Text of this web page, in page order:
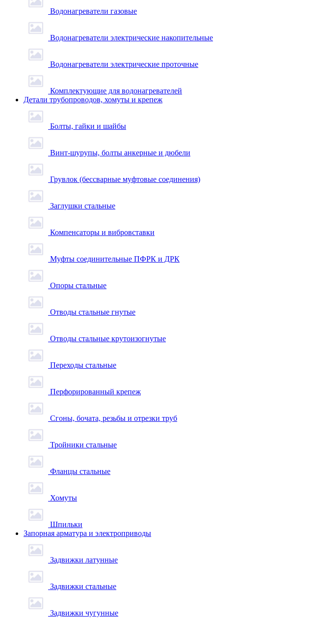
Водонагреватели газовые
Водонагреватели электрические накопительные
Водонагреватели электрические проточные
Комплектующие для водонагревателей
Детали трубопроводов, хомуты и крепеж
Болты, гайки и шайбы
Винт-шурупы, болты анкерные и дюбели
Грувлок (бессварные муфтовые соединения)
Заглушки стальные
Компенсаторы и вибровставки
Муфты соединительные ПФРК и ДРК
Опоры стальные
Отводы стальные гнутые
Отводы стальные крутоизогнутые
Переходы стальные
Перфорированный крепеж
Сгоны, бочата, резьбы и отрезки труб
Тройники стальные
Фланцы стальные
Хомуты
Шпильки
Запорная арматура и электроприводы
Задвижки латунные
Задвижки стальные
Задвижки чугунные